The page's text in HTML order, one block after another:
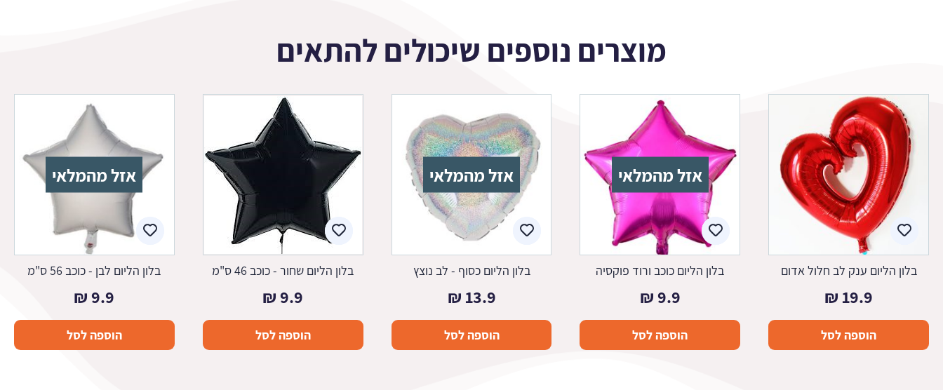
מוצרים נוספים שיכולים להתאים
בלון הליום ענק לב חלול אדום
19.9
₪
הוספה לסל
אזל מהמלאי
בלון הליום כוכב ורוד פוקסיה
9.9
₪
הוספה לסל
אזל מהמלאי
בלון הליום כסוף - לב נוצץ
13.9
₪
הוספה לסל
בלון הליום שחור - כוכב 46 ס"מ
9.9
₪
הוספה לסל
אזל מהמלאי
בלון הליום לבן - כוכב 56 ס"מ
9.9
₪
הוספה לסל